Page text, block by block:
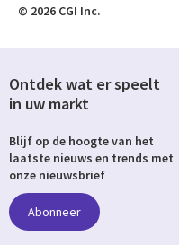
© 2026 CGI Inc.
Ontdek wat er speelt
in uw markt
Blijf op de hoogte van het
laatste nieuws en trends met
onze nieuwsbrief
Abonneer